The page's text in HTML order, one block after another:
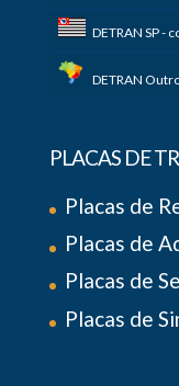
DETRAN SP -
DETRAN
PLACAS DE
Placas de
Placas de
Placas de
Placas de